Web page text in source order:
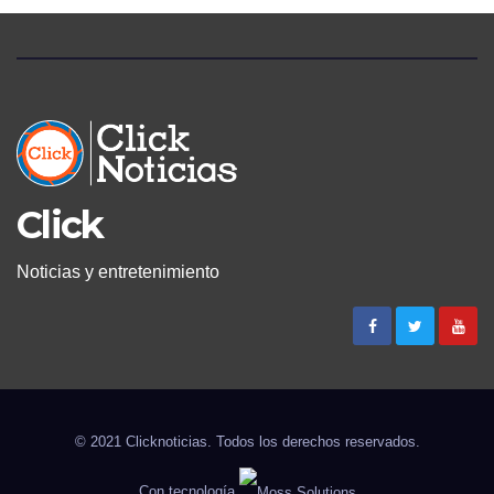
Click
Noticias y entretenimiento
© 2021 Clicknoticias. Todos los derechos reservados.